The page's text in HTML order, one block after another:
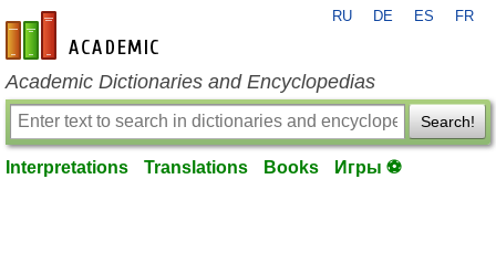
en-academic.com
RU DE ES FR
Academic Dictionaries and Encyclopedias
Search!
Interpretations Translations Books Игры ⚽